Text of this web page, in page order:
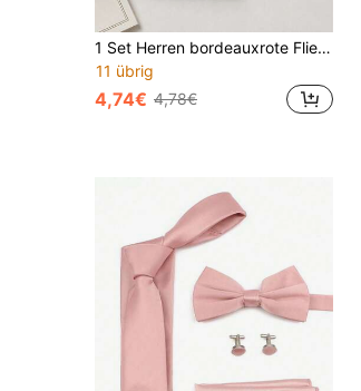
1 Set Herren bordeauxrote Fliege, Einstecktuch, Manschettenknöpfe Geschenkbox, Hochzeit Business formell vielseitiges 3-teiliges Set
11 übrig
4,74€ 4,78€